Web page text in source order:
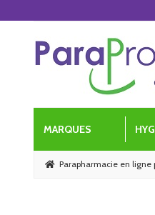
MARQUES
Parapharmacie en ligne